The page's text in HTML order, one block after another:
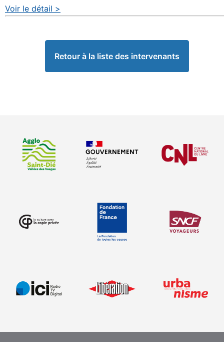
Voir le détail >
Retour à la liste des intervenants